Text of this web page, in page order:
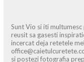
Sunt Vio si iti
reusit sa gasesti
incercat deja retetele
si postezi fotografia